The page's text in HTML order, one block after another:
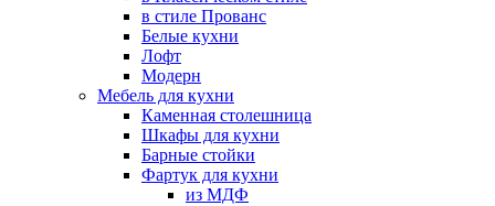
в стиле Прованс
Белые кухни
Лофт
Модерн
Мебель для кухни
Каменная столешница
Шкафы для кухни
Барные стойки
Фартук для кухни
из МДФ